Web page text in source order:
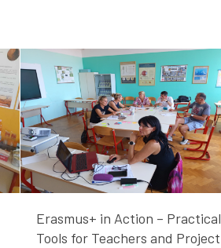
Erasmus+ in Action – Practical
Tools for Teachers and Project